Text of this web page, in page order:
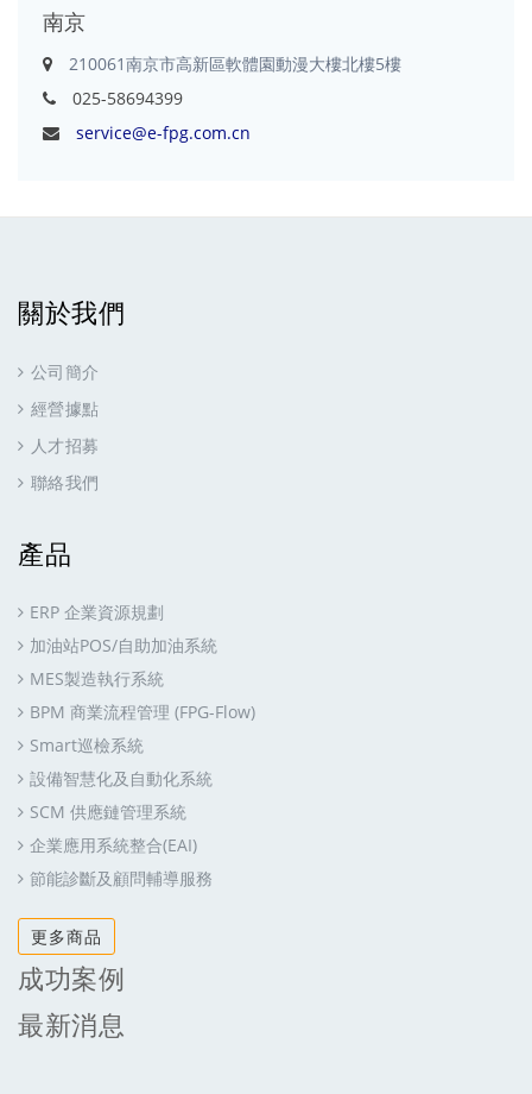
南京
210061南京市高新區軟體園動漫大樓北樓5樓
025-58694399
service@e-fpg.com.cn
關於我們
公司簡介
經營據點
人才招募
聯絡我們
產品
ERP 企業資源規劃
加油站POS/自助加油系統
MES製造執行系統
BPM 商業流程管理 (FPG-Flow)
Smart巡檢系統
設備智慧化及自動化系統
SCM 供應鏈管理系統
企業應用系統整合(EAI)
節能診斷及顧問輔導服務
更多商品
成功案例
最新消息